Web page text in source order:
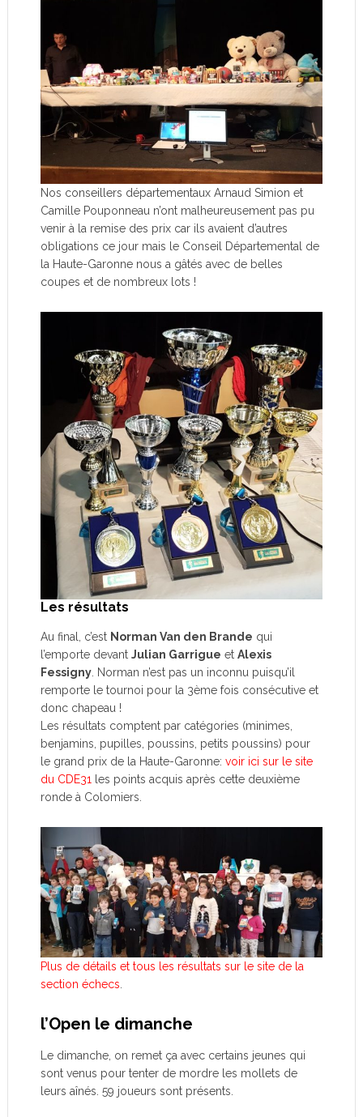
Nos conseillers départementaux Arnaud Simion et
Camille Pouponneau n’ont malheureusement pas pu
venir à la remise des prix car ils avaient d’autres
obligations ce jour mais le Conseil Départemental de
la Haute-Garonne nous a gâtés avec de belles
coupes et de nombreux lots !
Les résultats
Au final, c’est Norman Van den Brande qui
l’emporte devant Julian Garrigue et Alexis
Fessigny. Norman n’est pas un inconnu puisqu’il
remporte le tournoi pour la 3ème fois consécutive et
donc chapeau !
Les résultats comptent par catégories (minimes,
benjamins, pupilles, poussins, petits poussins) pour
le grand prix de la Haute-Garonne: voir ici sur le site
du CDE31
les points acquis après cette deuxième
ronde à Colomiers.
Plus de détails et tous les résultats sur le site de la
section échecs
l’Open le dimanche
Le dimanche, on remet ça avec certains jeunes qui
sont venus pour tenter de mordre les mollets de
leurs aînés. 59 joueurs sont présents.